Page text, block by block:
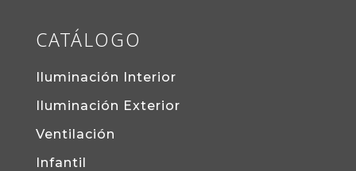
CATÁLOGO
Iluminación Interior
Iluminación Exterior
Ventilación
Infantil